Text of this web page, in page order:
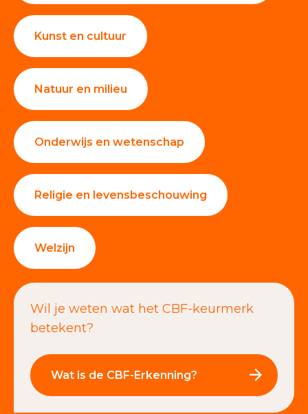
Kunst en cultuur
Natuur en milieu
Onderwijs en wetenschap
Religie en levensbeschouwing
Welzijn
Wil je weten wat het CBF-keurmerk
betekent?
Wat is de CBF-Erkenning?